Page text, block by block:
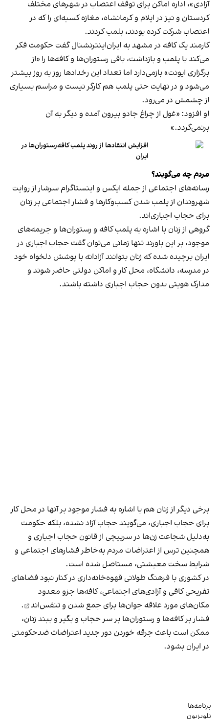
آزادی»، اداره اماکن برای توقف اعتصاب در شهرهای مختلف
کردستان و نیز در ایلام و کرمانشاه، مغازه کسبه‌ای را که در
اعتصاب شرکت کرده بودند، پلمب کردند.
کارمند یک کافه در مشهد به ایران‌اینترنشنال گفت حکومت فکر
می‌کند با پلمب و بازداشت، باقی رستوران‌ها و کافه‌ها را «از
برگزاری ایونت» بازمی‌دارد اما تعداد این رخدادها روز به روز بیشتر
می‌شود و در نهایت حتی پلمب هم کارگر نیست و مراسم بسیاری
از چشمش در می‌رود.
او افزود: «غول از چراغ جادو بیرون آمده و دیگر به آن
برنمی‎‌گردد.»
افزایش انتقادها از روند پلمب کافه‌رستوران‌ها در
ایران
مردم چه می‌گویند؟
رسانه‎‌های اجتماعی از جمله ایکس و اینستاگرام سرشار از روایت
شهروندان از پلمب شدن کسب‌وکارها و فشار اجتماعی بر زنان
برای حجاب اجباری‌اند.
گروهی از زنان با اشاره به پلمب کافه و رستوران‌ها و جریمه‌های
موجود، بر این باورند تنها زمانی می‌توان گفت حجاب اجباری در
ایران برچیده شده که زنان بتوانند آزادانه با پوشش دلخواه خود
در مدرسه، دانشگاه، محل کار و اماکن دولتی حاضر شوند و
مدارک هویتی بدون حجاب اجباری داشته باشند.
برخی دیگر از زنان هم با اشاره به فشار موجود بر آنها در محل کار
برای حجاب اجباری، می‌گویند حجاب آزاد نشده، بلکه حکومت
به‌دلیل شجاعت زن‌ها در سرپیچی از قانون حجاب اجباری و
همچنین ترس از اعتراضات مردم به‌خاطر فشارهای اجتماعی و
شرایط سخت معیشتی، مستاصل شده است.
در کشوری با فرهنگ طولانی قهوه‌‌خانه‌داری در کنار نبود فضاهای
تفریحی کافی و آزادی‌های اجتماعی، کافه‌ها جزو معدود
مکان‌های مورد علاقه جوان‌ها برای جمع شدن و تنفس‌اند
.
فشار بر کافه‌ها و رستوران‌ها بر سر حجاب و بگیر و ببند زنان،
ممکن است باعث جرقه خوردن دور جدید اعتراضات ضدحکومتی
در ایران بشود.
برنامه‌ها
تلویزیون